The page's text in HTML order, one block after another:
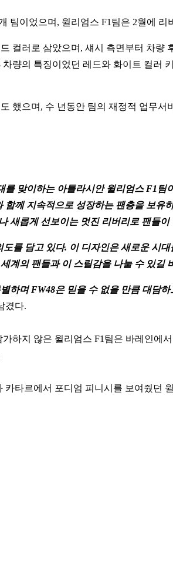
팀이었으며, 윌리엄스 F1팀은 2월에
컬러로 삼았으며, 섀시 측면부터 차
량의 특징이었던 레드와 화이트 컬러
했으며, 수 년동안 팀의 재정적 업무서
를 맞이하는 아틀라시안 윌리엄스 F1
께 지속적으로 성장하는 팬층을 보
새롭게 선보이는 멋진 리버리로 팬들
도를 담고 있다. 이 디자인은 새로운 시
계의 팬들과 이 스릴감을 나눌 수 있길
하며 FW48은 믿을 수 없을 만큼 대담
겼다.
하지 않은 윌리엄스 F1팀은 바레인에
타르에서 포디엄 피니시를 보여줬던